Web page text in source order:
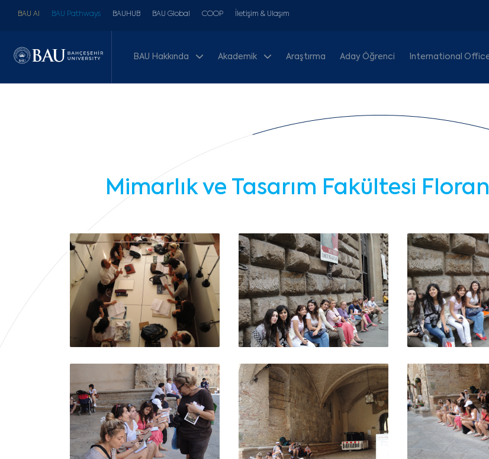
BAU AI BAU Pathways BAUHUB BAU Global COOP İletişim & Ulaşım
BAU Hakkında Akademik Araştırma Aday Öğrenci International
Mimarlık ve Tasarım Fakültesi